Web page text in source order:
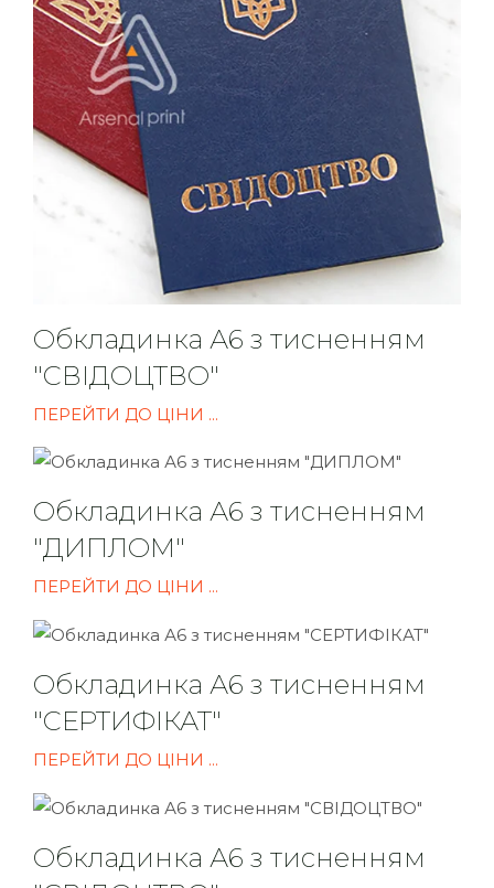
Обкладинка А6 з тисненням
"СВІДОЦТВО"
ПЕРЕЙТИ ДО ЦІНИ ...
Обкладинка А6 з тисненням
"ДИПЛОМ"
ПЕРЕЙТИ ДО ЦІНИ ...
Обкладинка А6 з тисненням
"СЕРТИФІКАТ"
ПЕРЕЙТИ ДО ЦІНИ ...
Обкладинка А6 з тисненням